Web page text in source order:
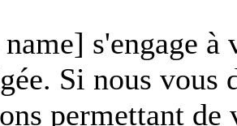
name] s'engage
Si nous vous
permettant